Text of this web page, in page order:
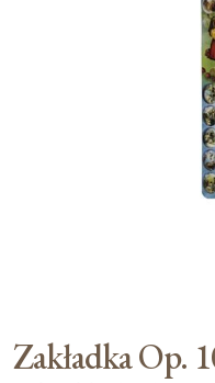
Zakładka Op.